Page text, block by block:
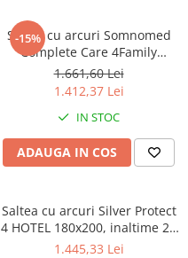
-15%
Saltea cu arcuri Somnomed
Complete Care 4Family
160x200, înălțime 26 cm,
spumă cu memorie, husa
tratament antifungic,
fermitate mediu-tare, sistem
aerisire 3D
1.661,60 Lei
1.412,37 Lei
IN STOC
ADAUGA IN COS
Saltea cu arcuri Silver Protect
4 HOTEL 180x200, inaltime 25
cm, ortopedica, duritate extra
1.445,33 Lei